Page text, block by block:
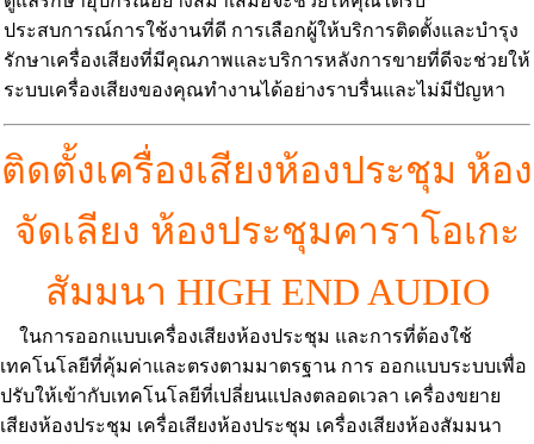
ประสบการณ์การใช้งานที่ดี การเลือกผู้ให้บริการติดตั้งและบำรุง
รักษาเครื่องเสียงที่มีคุณภาพและบริการหลังการขายที่ดีจะช่วยให้
ระบบเครื่องเสียงของคุณทำงานได้อย่างราบรื่นและไม่มีปัญหา
ติดตั้งเครื่องเสียงห้องประชุม ห้อง
จัดเลียง ห้องประชุมคาราโอเกะ
สัมมนา HIGH END AUDIO
ในการออกแบบเครื่องเสียงห้องประชุม และการที่ต้องใช้
เทคโนโลยีที่คุ้มค่าและตรงตามมาตรฐาน การ ออกแบบระบบเพื่อ
ปรับให้เข้ากับเทคโนโลยีที่เปลี่ยนแปลงตลอดเวลา เครื่องขยาย
เสียงห้องประชุม เครื่อเสียงห้องประชุม เครื่องเสียงห้องสัมมนา